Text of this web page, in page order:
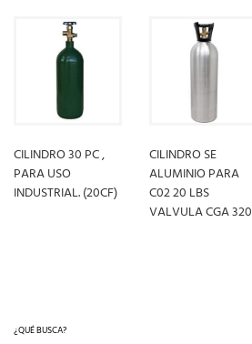
CILINDRO 30 PC ,
PARA USO
INDUSTRIAL. (20CF)
CILINDRO SE
ALUMINIO PARA
C02 20 LBS
VALVULA CGA 320
¿QUÉ BUSCA?